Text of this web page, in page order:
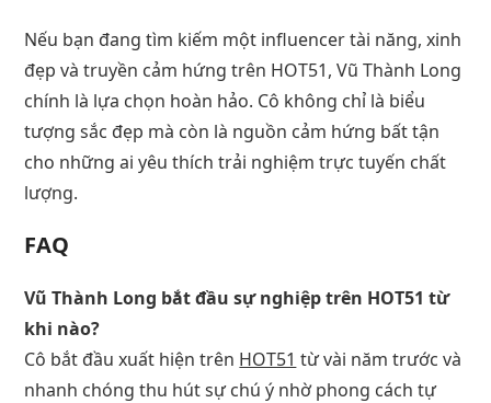
Nếu bạn đang tìm kiếm một influencer tài năng, xinh
đẹp và truyền cảm hứng trên HOT51, Vũ Thành Long
chính là lựa chọn hoàn hảo. Cô không chỉ là biểu
tượng sắc đẹp mà còn là nguồn cảm hứng bất tận
cho những ai yêu thích trải nghiệm trực tuyến chất
lượng.
FAQ
Vũ Thành Long bắt đầu sự nghiệp trên HOT51 từ
khi nào?
Cô bắt đầu xuất hiện trên HOT51 từ vài năm trước và
nhanh chóng thu hút sự chú ý nhờ phong cách tự